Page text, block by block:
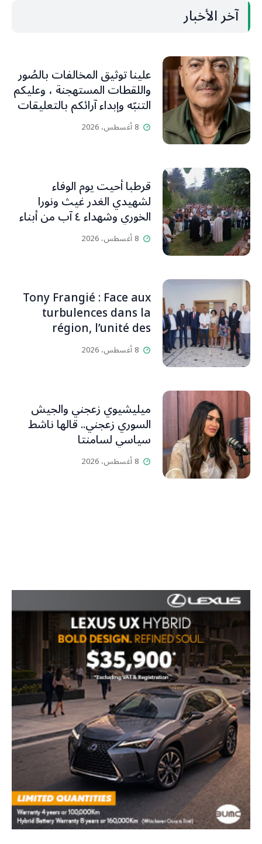
آخر الأخبار
علينا توثيق المخالفات بالصُور
واللقطات المستهجنة ، وعليكم
التنبّه وإبداء آرائكم بالتعليقات
(جورج صبّاغ)
8 أغسطس، 2026
قرطبا أحيت يوم الوفاء
لشهيدي الغدر غيث ونورا
الخوري وشهداء ٤ آب من أبناء
البلدة.. كارين الخوري افرام: لقد
كان بيتنا، بوجود والدي، ينبض
إقفاله لكنه لم يستطع لأنه
بيت رسالة وتاريخ وإيمان وقيم
مستمرة (صور وVideo)
8 أغسطس، 2026
Tony Frangié : Face aux
turbulences dans la
région, l’unité des
Libanais est primordiale
L’OLJ / Par Scarlett
8 أغسطس، 2026
ميليشيوي زعجني والجيش
السوري زعجني.. قالها ناشط
سياسي لسامنتا
8 أغسطس، 2026